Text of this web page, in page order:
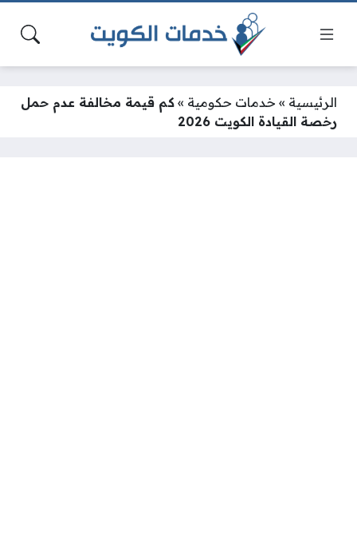
الرئيسية » خدمات حكومية » كم قيمة مخالفة عدم حمل
رخصة القيادة الكويت 2026